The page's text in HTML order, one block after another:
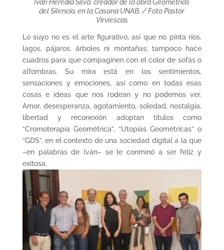
Iván Heredia Silva, creador de la obra Geometrías
del Silencio, en la Casona UNAB. / Foto Pastor
Virviescas
Lo suyo no es el arte figurativo, así que no pinta ríos,
lagos, pájaros, árboles ni montañas; tampoco hace
cuadros para que compaginen con el color de sofás o
alfombras. Su mira está en los sentimientos,
sensaciones y emociones, así como en todas esas
cosas e ideas que nos rodean y no podemos ver.
Amor, desesperanza, agotamiento, soledad, nostalgia,
libertad y reconexión adoptan títulos como
“Cromoterapia Geométrica”, “Utopías Geométricas” o
“GDS”, en el contexto de una sociedad digital a la que
–en palabras de Iván– se le conminó a ser feliz y
exitosa.